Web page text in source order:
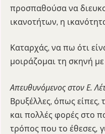
προσπαθούσα να
ικανοτήτων, η
Καταρχάς, να πω ότι
μοιράζομαι τη σκηνή
Απευθυνόμενος στον Ε.
Βρυξέλλες, όπως
και πολλές φορές στο
τρόπος που το έθεσες,